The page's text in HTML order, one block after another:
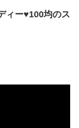
ィー♥100均のス